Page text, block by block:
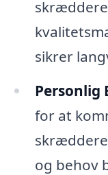
sikrer
Personlig
for at
og behov